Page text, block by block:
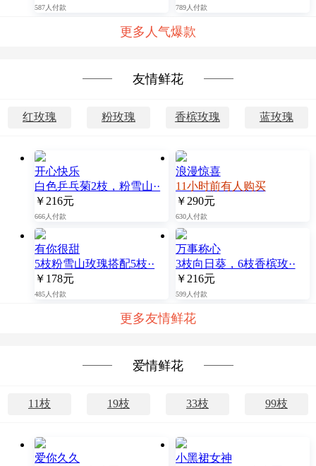
587人付款 789人付款
更多人气爆款
友情鲜花
红玫瑰 粉玫瑰 香槟玫瑰 蓝玫瑰
开心快乐
白色乒乓菊2枝，粉雪山··
￥216元
666人付款
浪漫惊喜
11小时前有人购买
￥290元
630人付款
有你很甜
5枝粉雪山玫瑰搭配5枝··
￥178元
485人付款
万事称心
3枝向日葵，6枝香槟玫··
￥216元
599人付款
更多友情鲜花
爱情鲜花
11枝 19枝 33枝 99枝
爱你久久
小黑裙女神